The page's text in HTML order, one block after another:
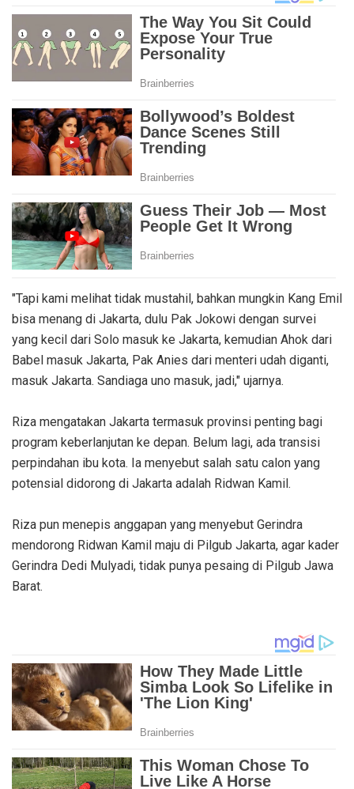
"Tapi kami melihat tidak mustahil, bahkan mungkin Kang Emil
bisa menang di Jakarta, dulu Pak Jokowi dengan survei
yang kecil dari Solo masuk ke Jakarta, kemudian Ahok dari
Babel masuk Jakarta, Pak Anies dari menteri udah diganti,
masuk Jakarta. Sandiaga uno masuk, jadi," ujarnya.
Riza mengatakan Jakarta termasuk provinsi penting bagi
program keberlanjutan ke depan. Belum lagi, ada transisi
perpindahan ibu kota. Ia menyebut salah satu calon yang
potensial didorong di Jakarta adalah Ridwan Kamil.
Riza pun menepis anggapan yang menyebut Gerindra
mendorong Ridwan Kamil maju di Pilgub Jakarta, agar kader
Gerindra Dedi Mulyadi, tidak punya pesaing di Pilgub Jawa
Barat.